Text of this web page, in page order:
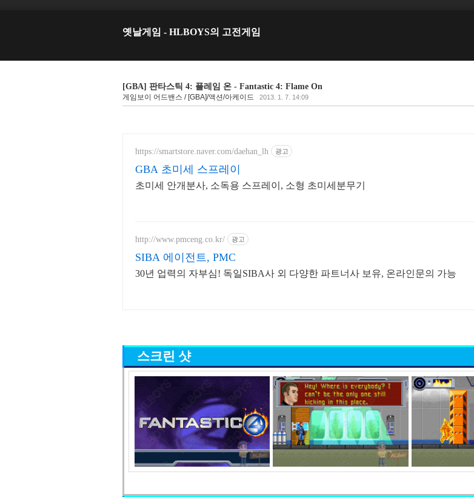
옛날게임 - HLBOYS의 고전게임
[GBA] 판타스틱 4: 플레임 온 - Fantastic 4: Flame On
게임보이 어드밴스 / [GBA]/액션/아케이드 2013. 1. 7. 14:09
https://smartstore.naver.com/daehan_lh 광고
GBA 초미세 스프레이
초미세 안개분사, 소독용 스프레이, 소형 초미세분무기
http://www.pmceng.co.kr/ 광고
SIBA 에이전트, PMC
30년 업력의 자부심! 독일SIBA사 외 다양한 파트너사 보유, 온라인문의 가능
스크린 샷